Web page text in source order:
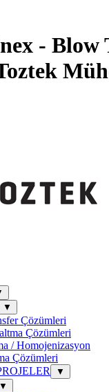
-
▼
Çözümleri
Çözümleri
/ Homojenizasyon
Çözümleri
▼
▼